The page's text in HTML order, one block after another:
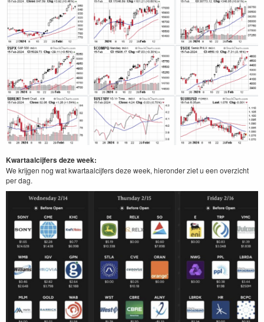
Kwartaalcijfers deze week:
We krijgen nog wat kwartaalcijfers deze week, hieronder ziet u een overzicht
per dag.